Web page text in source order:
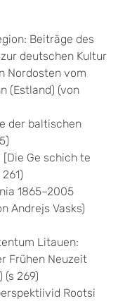
Beiträge des
deutschen Kultur
Nordosten vom
(Estland) (von
der baltischen
Ge schich te
1865–2005
Andrejs Vasks)
Litauen:
Frühen Neuzeit
(s 269)
Rootsi